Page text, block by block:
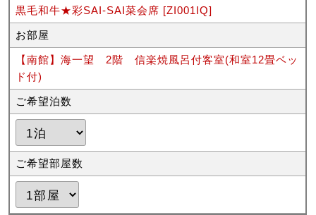
黒毛和牛★彩SAI-SAI菜会席 [ZI001IQ]
お部屋
【南館】海一望 2階 信楽焼風呂付客室(和室12畳ベッ
ド付)
ご希望泊数
ご希望部屋数